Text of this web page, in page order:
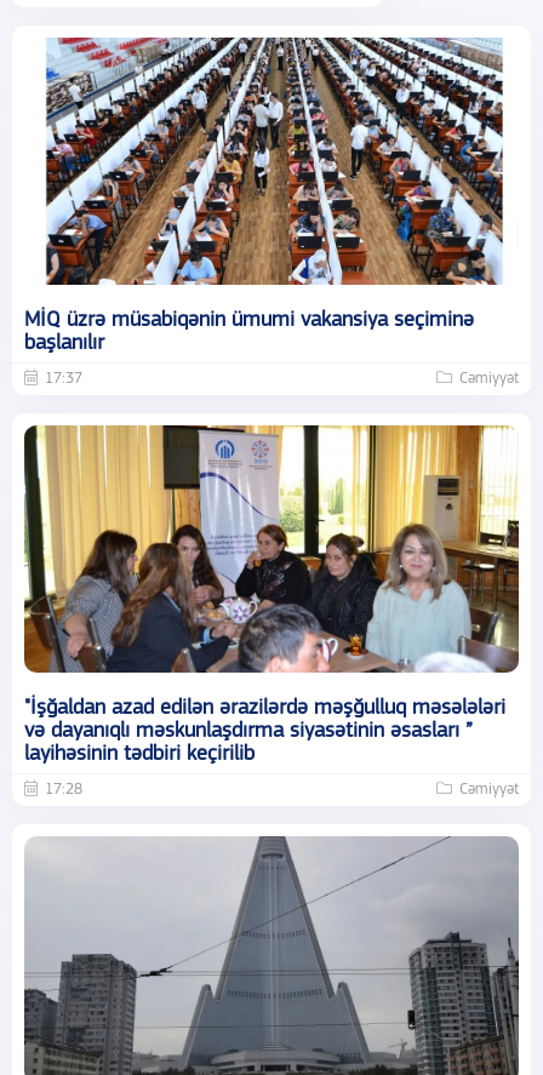
MİQ üzrə müsabiqənin ümumi vakansiya seçiminə
başlanılır
17:37 Cəmiyyət
"İşğaldan azad edilən ərazilərdə məşğulluq məsələləri
və dayanıqlı məskunlaşdırma siyasətinin əsasları ”
layihəsinin tədbiri keçirilib
17:28 Cəmiyyət